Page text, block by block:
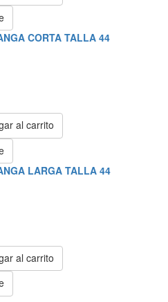
CORTA TALLA 44
al carrito
LARGA TALLA 44
al carrito